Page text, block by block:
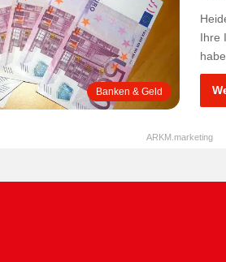
Banken & Geld
Ihre
ARKM.marketing